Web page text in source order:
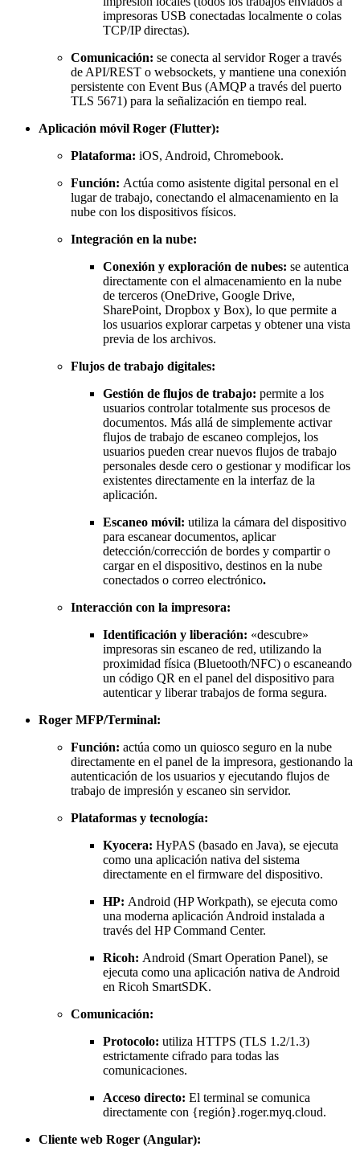
impresoras USB conectadas localmente o colas
TCP/IP directas).
Comunicación: se conecta al servidor Roger a través
de API/REST o websockets, y mantiene una conexión
persistente con Event Bus (AMQP a través del puerto
TLS 5671) para la señalización en tiempo real.
Aplicación móvil Roger (Flutter):
Plataforma: iOS, Android, Chromebook.
Función: Actúa como asistente digital personal en el
lugar de trabajo, conectando el almacenamiento en la
nube con los dispositivos físicos.
Integración en la nube:
Conexión y exploración de nubes: se autentica
directamente con el almacenamiento en la nube
de terceros (OneDrive, Google Drive,
SharePoint, Dropbox y Box), lo que permite a
los usuarios explorar carpetas y obtener una vista
previa de los archivos.
Flujos de trabajo digitales:
Gestión de flujos de trabajo: permite a los
usuarios controlar totalmente sus procesos de
documentos. Más allá de simplemente activar
flujos de trabajo de escaneo complejos, los
usuarios pueden crear nuevos flujos de trabajo
personales desde cero o gestionar y modificar los
existentes directamente en la interfaz de la
aplicación.
Escaneo móvil: utiliza la cámara del dispositivo
para escanear documentos, aplicar
detección/corrección de bordes y compartir o
cargar en el dispositivo, destinos en la nube
conectados o correo electrónico.
Interacción con la impresora:
Identificación y liberación: «descubre»
impresoras sin escaneo de red, utilizando la
proximidad física (Bluetooth/NFC) o escaneando
un código QR en el panel del dispositivo para
autenticar y liberar trabajos de forma segura.
Roger MFP/Terminal:
Función: actúa como un quiosco seguro en la nube
directamente en el panel de la impresora, gestionando la
autenticación de los usuarios y ejecutando flujos de
trabajo de impresión y escaneo sin servidor.
Plataformas y tecnología:
Kyocera: HyPAS (basado en Java), se ejecuta
como una aplicación nativa del sistema
directamente en el firmware del dispositivo.
HP: Android (HP Workpath), se ejecuta como
una moderna aplicación Android instalada a
través del HP Command Center.
Ricoh: Android (Smart Operation Panel), se
ejecuta como una aplicación nativa de Android
en Ricoh SmartSDK.
Comunicación:
Protocolo: utiliza HTTPS (TLS 1.2/1.3)
estrictamente cifrado para todas las
comunicaciones.
Acceso directo: El terminal se comunica
directamente con {región}.roger.myq.cloud.
Cliente web Roger (Angular):